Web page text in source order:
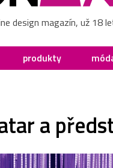
design magazín, už 18
produkty
a